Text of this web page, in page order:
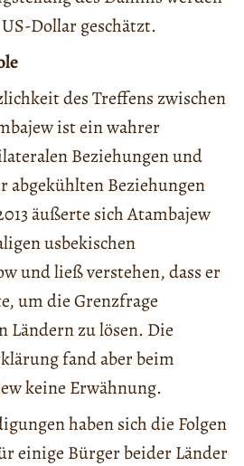
Dollar geschätzt.
des Treffens zwischen
ist ein wahrer
Beziehungen und
abgekühlten Beziehungen
äußerte sich Atambajew
usbekischen
und ließ verstehen, dass er
um die Grenzfrage
Ländern zu lösen. Die
fand aber beim
keine Erwähnung.
haben sich die Folgen
einige Bürger beider Länder